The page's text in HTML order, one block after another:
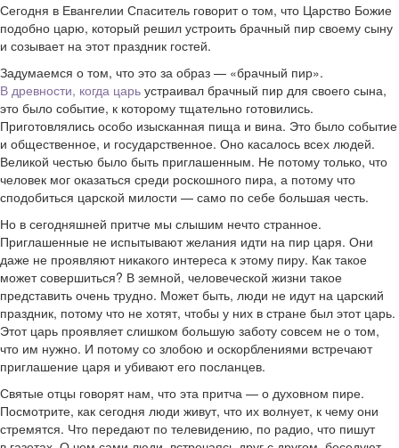
Сегодня в Евангелии Спаситель говорит о том, что Царство Божие
подобно царю, который решил устроить брачный пир своему сыну
и созывает на этот праздник гостей.
Задумаемся о том, что это за образ — «брачный пир».
В древности, когда царь устраивал брачный пир для своего сына,
это было событие, к которому тщательно готовились.
Приготовлялись особо изысканная пища и вина. Это было событие
и общественное, и государственное. Оно касалось всех людей.
Великой честью было быть приглашенным. Не потому только, что
человек мог оказаться среди роскошного пира, а потому что
сподобиться царской милости — само по себе большая честь.
Но в сегодняшней притче мы слышим нечто странное.
Приглашенные не испытывают желания идти на пир царя. Они
даже не проявляют никакого интереса к этому пиру. Как такое
может совершиться? В земной, человеческой жизни такое
представить очень трудно. Может быть, люди не идут на царский
праздник, потому что не хотят, чтобы у них в стране был этот царь.
Этот царь проявляет слишком большую заботу совсем не о том,
что им нужно. И потому со злобою и оскорблениями встречают
приглашение царя и убивают его посланцев.
Святые отцы говорят нам, что эта притча — о духовном пире.
Посмотрите, как сегодня люди живут, что их волнует, к чему они
стремятся. Что передают по телевидению, по радио, что пишут